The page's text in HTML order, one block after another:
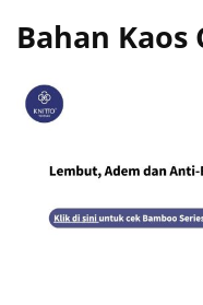
Bahan